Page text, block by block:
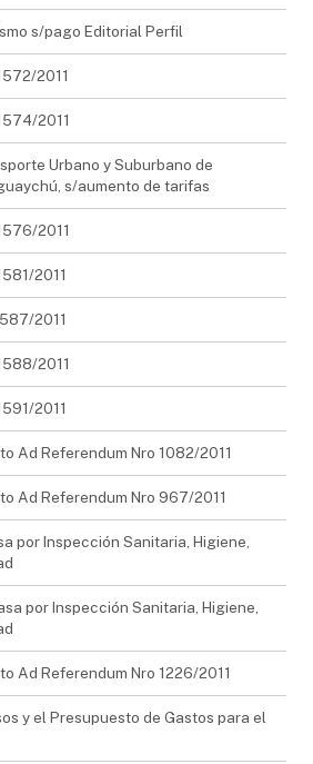
s/pago Editorial Perfil
2011
2011
Urbano y Suburbano de
s/aumento de tarifas
2011
2011
2011
2011
2011
Ad Referendum Nro 1082/2011
Ad Referendum Nro 967/2011
por Inspección Sanitaria, Higiene,
por Inspección Sanitaria, Higiene,
Ad Referendum Nro 1226/2011
y el Presupuesto de Gastos para el